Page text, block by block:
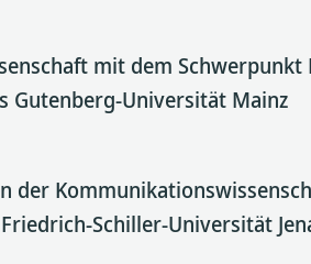
mit dem
Gutenberg-Universität Mainz
der
Schiller-Universität